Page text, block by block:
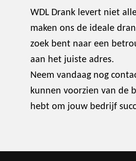
WDL Drank levert niet
maken ons de ideale
zoek bent naar een
aan het juiste adres.
Neem vandaag nog
kunnen voorzien van de
hebt om jouw bedrijf